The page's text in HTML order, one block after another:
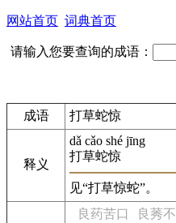
网站首页 词典首页
请输入您要查询的成语：
成语 打草蛇惊
释义
dǎ cǎo shé jīng
打草蛇惊
见“打草惊蛇”。
良药苦口 良莠